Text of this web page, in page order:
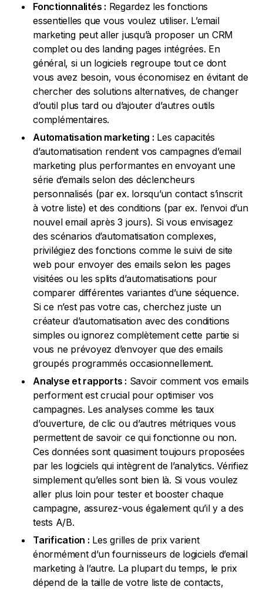
Fonctionnalités : Regardez les fonctions
essentielles que vous voulez utiliser. L’email
marketing peut aller jusqu’à proposer un CRM
complet ou des landing pages intégrées. En
général, si un logiciels regroupe tout ce dont
vous avez besoin, vous économisez en évitant de
chercher des solutions alternatives, de changer
d’outil plus tard ou d’ajouter d’autres outils
complémentaires.
Automatisation marketing : Les capacités
d’automatisation rendent vos campagnes d’email
marketing plus performantes en envoyant une
série d’emails selon des déclencheurs
personnalisés (par ex. lorsqu’un contact s’inscrit
à votre liste) et des conditions (par ex. l’envoi d’un
nouvel email après 3 jours). Si vous envisagez
des scénarios d’automatisation complexes,
privilégiez des fonctions comme le suivi de site
web pour envoyer des emails selon les pages
visitées ou les splits d’automatisations pour
comparer différentes variantes d’une séquence.
Si ce n’est pas votre cas, cherchez juste un
créateur d’automatisation avec des conditions
simples ou ignorez complètement cette partie si
vous ne prévoyez d’envoyer que des emails
groupés programmés occasionnellement.
Analyse et rapports : Savoir comment vos emails
performent est crucial pour optimiser vos
campagnes. Les analyses comme les taux
d’ouverture, de clic ou d’autres métriques vous
permettent de savoir ce qui fonctionne ou non.
Ces données sont quasiment toujours proposées
par les logiciels qui intègrent de l’analytics. Vérifiez
simplement qu’elles sont bien là. Si vous voulez
aller plus loin pour tester et booster chaque
campagne, assurez-vous également qu’il y a des
tests A/B.
Tarification : Les grilles de prix varient
énormément d’un fournisseurs de logiciels d’email
marketing à l’autre. La plupart du temps, le prix
dépend de la taille de votre liste de contacts,